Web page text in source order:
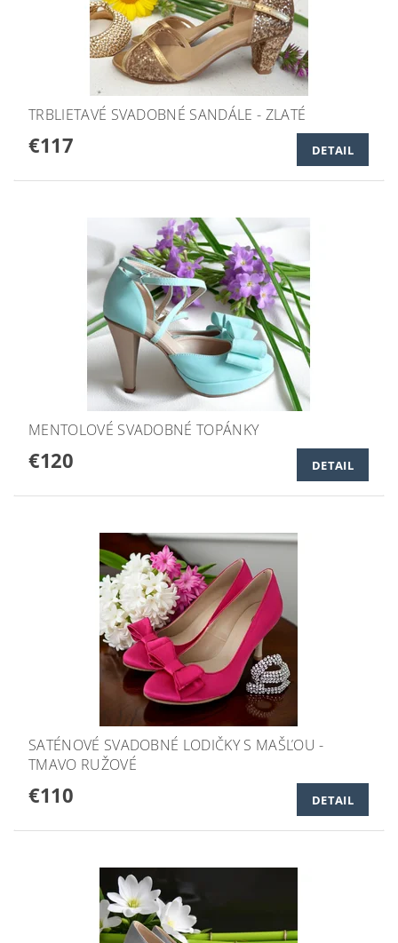
TRBLIETAVÉ SVADOBNÉ SANDÁLE - ZLATÉ
€117 DETAIL
MENTOLOVÉ SVADOBNÉ TOPÁNKY
€120 DETAIL
SATÉNOVÉ SVADOBNÉ LODIČKY S MAŠĽOU -
TMAVO RUŽOVÉ
€110 DETAIL